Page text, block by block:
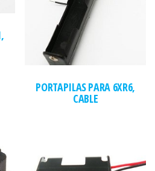
PORTAPILAS PARA 6XR6,
CABLE